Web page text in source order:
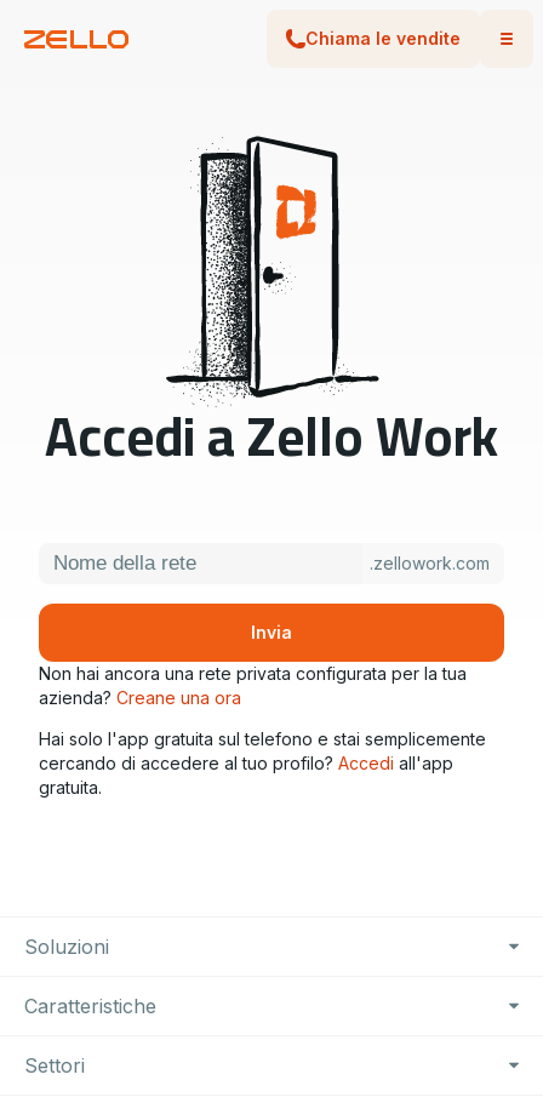
Chiama le vendite
Accedi a Zello Work
.zellowork.com
Invia
Non hai ancora una rete privata configurata per la tua
azienda? Creane una ora
Hai solo l'app gratuita sul telefono e stai semplicemente
cercando di accedere al tuo profilo? Accedi all'app
gratuita.
Footer Navigation
Soluzioni
Caratteristiche
Settori